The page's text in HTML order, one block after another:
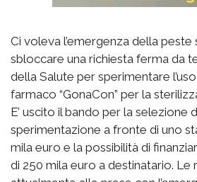
Ci voleva l’emergenza della peste
sbloccare una richiesta ferma da
della Salute per sperimentare
farmaco “GonaCon” per la
E’ uscito il bando per la selezione
sperimentazione a fronte di uno
mila euro e la possibilità di
di 250 mila euro a destinatario. Le